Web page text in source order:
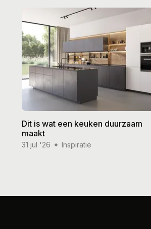
Dit is wat een keuken duurzaam
maakt
31 jul '26 Inspiratie